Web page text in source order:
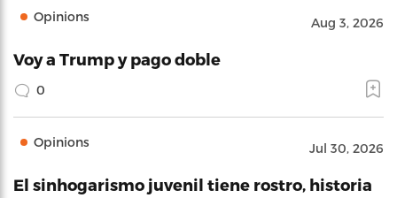
Opinions Aug 3, 2026
Voy a Trump y pago doble
0
Opinions Jul 30, 2026
El sinhogarismo juvenil tiene rostro, historia